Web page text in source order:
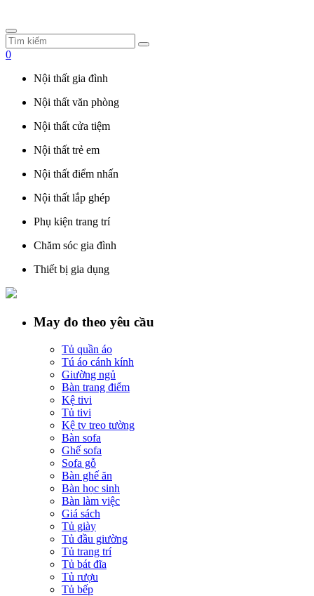
0
Nội thất gia đình
Nội thất văn phòng
Nội thất cửa tiệm
Nội thất trẻ em
Nội thất điểm nhấn
Nội thất lắp ghép
Phụ kiện trang trí
Chăm sóc gia đình
Thiết bị gia dụng
May đo theo yêu cầu
Tủ quần áo
Tú áo cánh kính
Giường ngủ
Bàn trang điểm
Kệ tivi
Tủ tivi
Kệ tv treo tường
Bàn sofa
Ghế sofa
Sofa gỗ
Bàn ghế ăn
Bàn học sinh
Bàn làm việc
Giá sách
Tủ giày
Tủ đầu giường
Tủ trang trí
Tủ bát đĩa
Tủ rượu
Tủ bếp